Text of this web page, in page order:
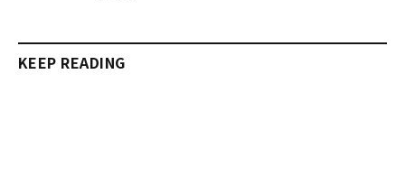
KEEP READING